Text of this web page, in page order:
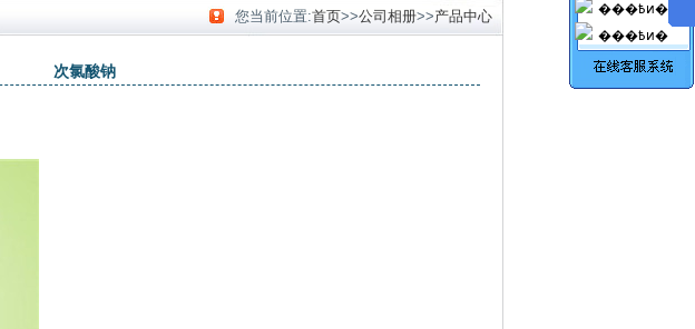
您当前位置:首页>>公司相册>>产品中心
次氯酸钠
���߿ͷ�
���߿ͷ�